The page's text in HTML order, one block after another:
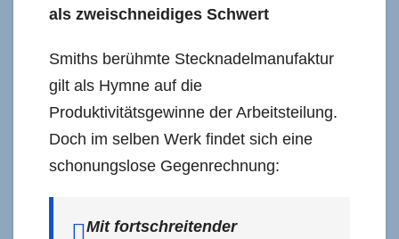
als zweischneidiges Schwert
Smiths berühmte Stecknadelmanufaktur
gilt als Hymne auf die
Produktivitätsgewinne der Arbeitsteilung.
Doch im selben Werk findet sich eine
schonungslose Gegenrechnung:
Mit fortschreitender